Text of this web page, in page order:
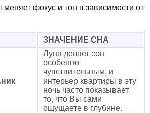
меняет фокус и тон в зависимости от
ЗНАЧЕНИЕ СНА
Луна делает сон
особенно
чувствительным, и
интерьер квартиры в эту
ночь часто показывает
то, что Вы сами
ощущаете в глубине.